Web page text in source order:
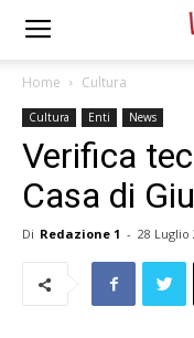
Home Cultura
Cultura Enti News
Verifica
Casa di
Di Redazione 1 - 28 Luglio